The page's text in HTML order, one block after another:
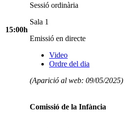
15:00h
Sessió ordinària
Sala 1
Emissió en directe
Video
Ordre del dia
(Aparició al web: 09/05/2025)
Comissió de la Infància